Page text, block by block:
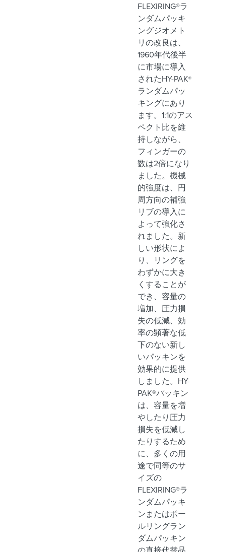
FLEXIRING®ラ
ンダムパッキ
ングジオメト
リの改良は、
1960年代後半
に市場に導入
されたHY-PAK®
ランダムパッ
キングにあり
ます。1:1のアス
ペクト比を維
持しながら、
フィンガーの
数は2倍になり
ました。機械
的強度は、円
周方向の補強
リブの導入に
よって強化さ
れました。新
しい形状によ
り、リングを
わずかに大き
くすることが
でき、容量の
増加、圧力損
失の低減、効
率の顕著な低
下のない新し
いパッキンを
効果的に提供
しました。HY-
PAK®パッキン
は、容量を増
やしたり圧力
損失を低減し
たりするため
に、多くの用
途で同等のサ
イズの
FLEXIRING®ラ
ンダムパッキ
ンまたはポー
ルリングラン
ダムパッキン